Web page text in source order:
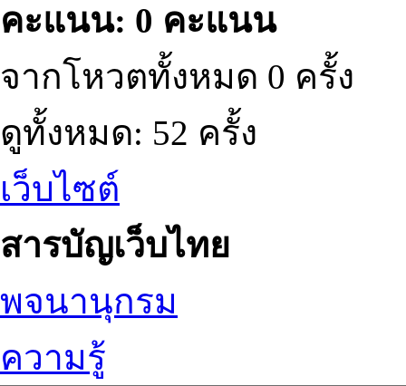
คะแนน: 0 คะแนน
จากโหวตทั้งหมด 0 ครั้ง
ดูทั้งหมด: 52 ครั้ง
เว็บไซต์
สารบัญเว็บไทย
พจนานุกรม
ความรู้